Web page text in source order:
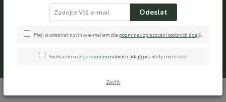
Odeslat
Přeji si odebírat novinky e-mailem dle podmínek zpracování osobních údajů.
Souhlasím se zpracováním osobních údajů pro účely registrace.
Zavřít